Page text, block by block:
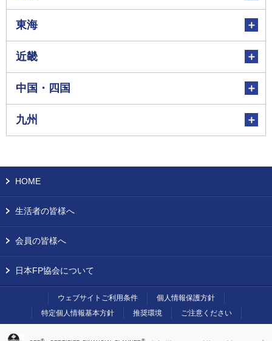
東海
近畿
中国・四国
九州
HOME
生活者の皆様へ
会員の皆様へ
日本FP協会について
ウェブサイトご利用条件
個人情報保護方針
特定個人情報基本方針
推奨環境 ご注意ください